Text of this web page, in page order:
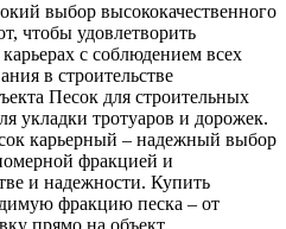
выбор высококачественного
чтобы удовлетворить
с соблюдением всех
в строительстве
Песок для строительных
укладки тротуаров и дорожек.
карьерный – надежный выбор
фракцией и
и надежности. Купить
фракцию песка – от